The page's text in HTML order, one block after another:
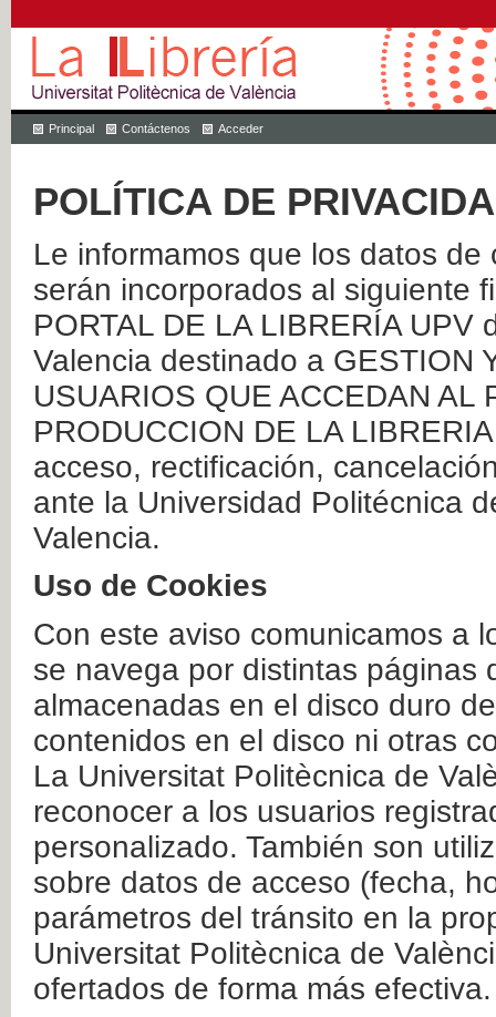
Principal Contáctenos Acceder
POLÍTICA DE
Le informamos que los datos
serán incorporados al siguiente
PORTAL DE LA LIBRERÍA
Valencia destinado a GESTION
USUARIOS QUE ACCEDAN AL
PRODUCCION DE LA
acceso, rectificación,
ante la Universidad Politécnica
Valencia.
Uso de Cookies
Con este aviso comunicamos a
se navega por distintas páginas
almacenadas en el disco duro
contenidos en el disco ni otras
La Universitat Politècnica de
reconocer a los usuarios
personalizado. También son
sobre datos de acceso (fecha,
parámetros del tránsito en la
Universitat Politècnica de
ofertados de forma más efectiva.